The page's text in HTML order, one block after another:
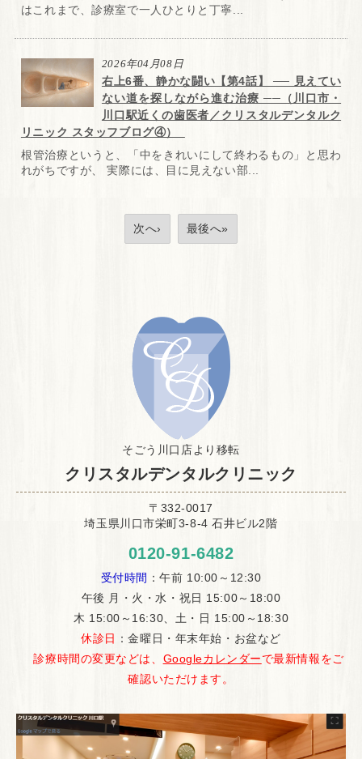
はこれまで、診療室で一人ひとりと丁寧...
2026年04月08日
右上6番、静かな闘い【第4話】 ── 見えてい
ない道を探しながら進む治療 ──（川口市・
川口駅近くの歯医者／クリスタルデンタルク
リニック スタッフブログ④）
根管治療というと、「中をきれいにして終わるもの」と思わ
れがちですが、 実際には、目に見えない部...
次へ› 最後へ»
そごう川口店より移転
クリスタルデンタルクリニック
〒332-0017
埼玉県川口市栄町3-8-4 石井ビル2階
0120-91-6482
受付時間 ：午前 10:00～12:30
午後 月・火・水・祝日 15:00～18:00
木 15:00～16:30、土・日 15:00～18:30
休診日 ：金曜日・年末年始・お盆など
診療時間の変更などは、 Googleカレンダーで最新情報をご
確認いただけます。